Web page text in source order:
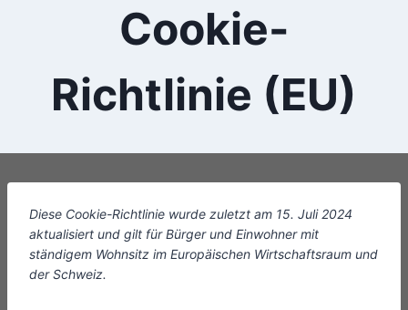
Cookie-
Richtlinie (EU)
Diese Cookie-Richtlinie wurde zuletzt am 15. Juli 2024
aktualisiert und gilt für Bürger und Einwohner mit
ständigem Wohnsitz im Europäischen Wirtschaftsraum und
der Schweiz.